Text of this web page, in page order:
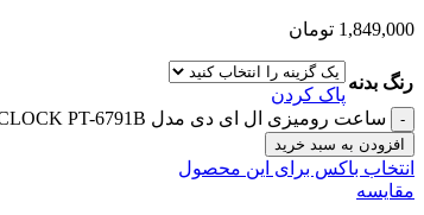
1,849,000 تومان
رنگ بدنه
پاک کردن
ساعت رومیزی ال ای دی مدل LED CLOCK PT-6791B عدد
افزودن به سبد خرید
انتخاب باکس برای این محصول
مقایسه